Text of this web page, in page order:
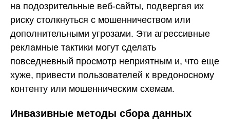
на подозрительные веб-сайты, подвергая их
риску столкнуться с мошенничеством или
дополнительными угрозами. Эти агрессивные
рекламные тактики могут сделать
повседневный просмотр неприятным и, что еще
хуже, привести пользователей к вредоносному
контенту или мошенническим схемам.
Инвазивные методы сбора данных